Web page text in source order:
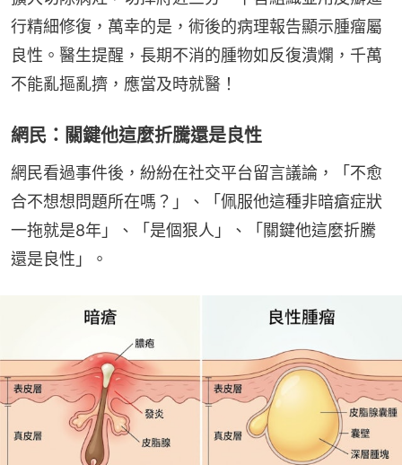
行精細修復，萬幸的是，術後的病理報告顯示腫瘤屬
良性。醫生提醒，長期不消的腫物如反復潰爛，千萬
不能亂摳亂擠，應當及時就醫！
網民：關鍵他這麼折騰還是良性
網民看過事件後，紛紛在社交平台留言議論，「不愈
合不想想問題所在嗎？」、「佩服他這種非暗瘡症狀
一拖就是8年」、「是個狠人」、「關鍵他這麼折騰
還是良性」。